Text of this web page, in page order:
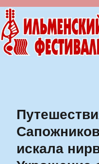
Ильменский
искала